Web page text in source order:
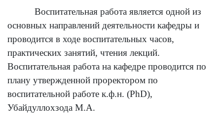
Воспитательная работа является одной из
основных направлений деятельности кафедры и
проводится в ходе воспитательных часов,
практических занятий, чтения лекций.
Воспитательная работа на кафедре проводится по
плану утвержденной проректором по
воспитательной работе к.ф.н. (PhD),
Убайдуллохзода М.А.